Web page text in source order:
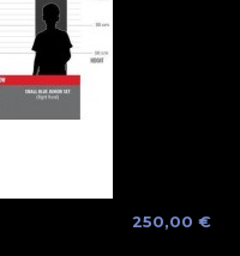
250,00 €